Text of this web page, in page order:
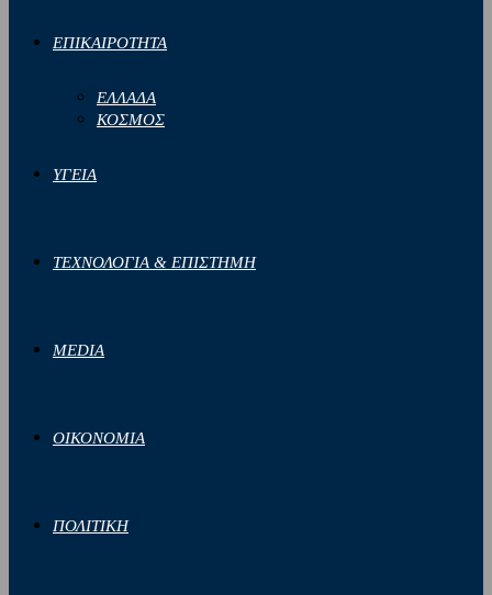
ΕΠΙΚΑΙΡΟΤΗΤΑ
ΕΛΛΑΔΑ
ΚΟΣΜΟΣ
ΥΓΕΙΑ
ΤΕΧΝΟΛΟΓΙΑ & ΕΠΙΣΤΗΜΗ
MEDIA
ΟΙΚΟΝΟΜΙΑ
ΠΟΛΙΤΙΚΗ